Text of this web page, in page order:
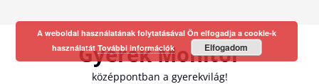
Gyerek Monitor
középpontban a gyerekvilág!
A weboldal használatának folytatásával Ön elfogadja a cookie-k
használatát További információk Elfogadom